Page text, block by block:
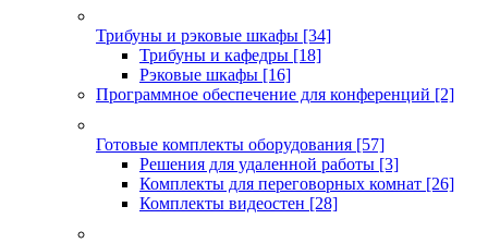
Трибуны и рэковые шкафы [34]
Трибуны и кафедры [18]
Рэковые шкафы [16]
Программное обеспечение для конференций [2]
Готовые комплекты оборудования [57]
Решения для удаленной работы [3]
Комплекты для переговорных комнат [26]
Комплекты видеостен [28]